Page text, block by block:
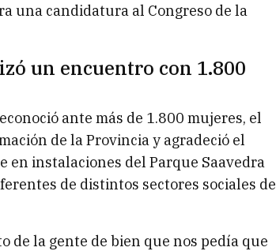
una candidatura al Congreso de la
un encuentro con 1.800
ante más de 1.800 mujeres, el
de la Provincia y agradeció el
en instalaciones del Parque Saavedra
de distintos sectores sociales de
de la gente de bien que nos pedía que